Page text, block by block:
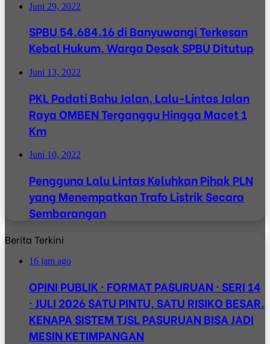
Juni 29, 2022
SPBU 54.684.16 di Banyuwangi Terkesan
Kebal Hukum, Warga Desak SPBU Ditutup
Juni 13, 2022
PKL Padati Bahu Jalan, Lalu-Lintas Jalan
Raya OMBEN Terganggu Hingga Macet 1
Km
Juni 10, 2022
Pengguna Lalu Lintas Keluhkan Pihak PLN
yang Menempatkan Trafo Listrik Secara
Sembarangan
Berita Terkini
16 jam ago
OPINI PUBLIK · FORMAT PASURUAN · SERI 14
· JULI 2026 SATU PINTU, SATU RISIKO BESAR.
KENAPA SISTEM TJSL PASURUAN BISA JADI
MESIN KETIMPANGAN